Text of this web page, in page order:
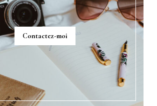
Contactez-moi